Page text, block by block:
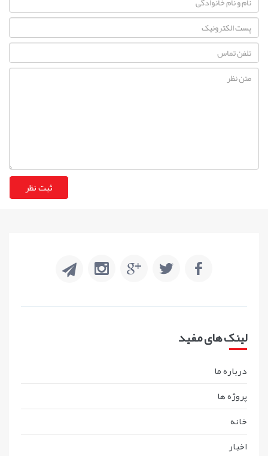
لینک های مفید
درباره ما
پروژه ها
خانه
اخبار